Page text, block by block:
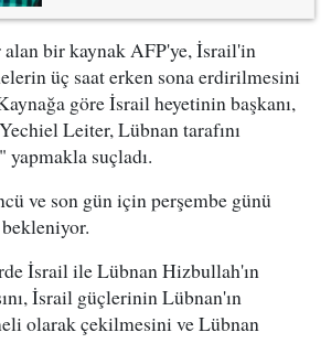
bir kaynak AFP'ye, İsrail'in
üç saat erken sona erdirilmesini
göre İsrail heyetinin başkanı,
Leiter, Lübnan tarafını
yapmakla suçladı.
ve son gün için perşembe günü
İsrail ile Lübnan Hizbullah'ın
İsrail güçlerinin Lübnan'ın
olarak çekilmesini ve Lübnan